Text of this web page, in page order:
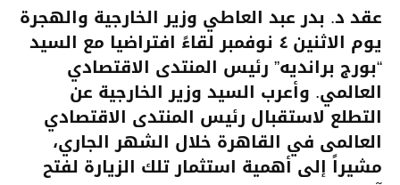
عقد د. بدر عبد العاطي وزير الخارجية والهجرة
يوم الاثنين ٤ نوفمبر لقاءً افتراضيا مع السيد
“بورج برانديه” رئيس المنتدى الاقتصادي
العالمي. وأعرب السيد وزير الخارجية عن
التطلع لاستقبال رئيس المنتدى الاقتصادي
العالمى في القاهرة خلال الشهر الجاري،
مشيراً إلى أهمية استثمار تلك الزيارة لفتح